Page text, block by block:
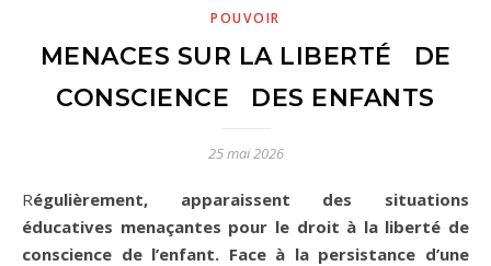
POUVOIR
MENACES SUR LA LIBERTÉ DE
CONSCIENCE DES ENFANTS
25 mai 2026
Régulièrement, apparaissent des situations
éducatives menaçantes pour le droit à la liberté de
conscience de l’enfant. Face à la persistance d’une